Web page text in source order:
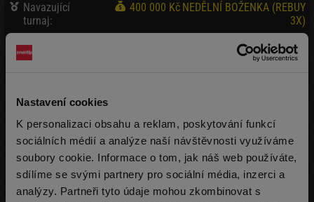
Nastavení cookies
K personalizaci obsahu a reklam, poskytování funkcí
sociálních médií a analýze naší návštěvnosti využíváme
soubory cookie. Informace o tom, jak náš web používáte,
sdílíme se svými partnery pro sociální média, inzerci a
analýzy. Partneři tyto údaje mohou zkombinovat s
Navazující
turnaj:
400 000 Kč NEDĚLNÍ BOŽENKA (REBUY
3X)
Satelitní turnaje:
Ne
(2 000 žetonů)
Pozdní registrace: 55 Kč + 5 Kč
(2 000 žetonů)max 3x
Rebuy:
(2 000 žetonů)